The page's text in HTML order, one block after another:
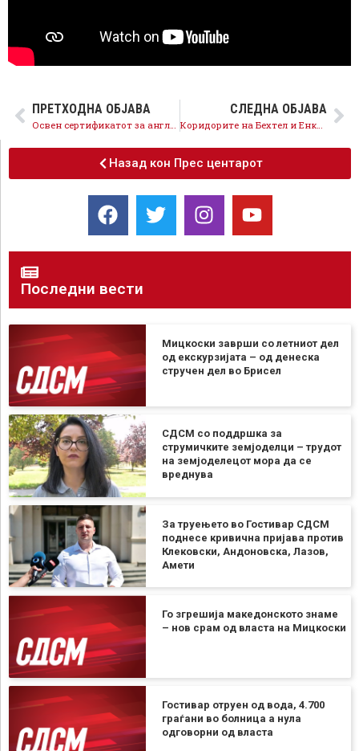
ПРЕТХОДНА ОБЈАВА СЛЕДНА ОБЈАВА
Коридорите на Бехтел и Енка станаа историски значајни а Мицкоски и Николовски историски лажговци
Назад кон Прес центарот
Последни вести
Мицкоски заврши со летниот дел
од екскурзијата – од денеска
стручен дел во Брисел
СДСМ со поддршка за
струмичките земјоделци – трудот
на земјоделецот мора да се
вреднува
За труењето во Гостивар СДСМ
поднесе кривична пријава против
Клековски, Андоновска, Лазов,
Амети
Го згрешија македонското знаме
– нов срам од власта на Мицкоски
Гостивар отруен од вода, 4.700
граѓани во болница а нула
одговорни од власта